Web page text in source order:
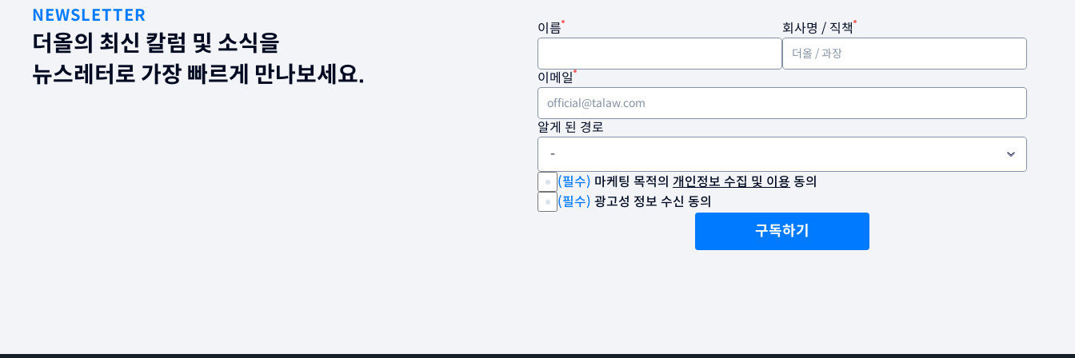
NEWSLETTER
더올의 최신 칼럼 및 소식을
뉴스레터로 가장 빠르게 만나보세요.
이름 회사명 / 직책
이메일
알게 된 경로
(필수) 마케팅 목적의 개인정보 수집 및 이용 동의
(필수) 광고성 정보 수신 동의
구독하기